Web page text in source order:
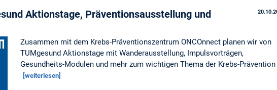
Aktionstage, Präventionsausstellung und
Zusammen mit dem Krebs-Präventionszentrum ONCOnnect planen wir von
TUMgesund Aktionstage mit Wanderausstellung, Impulsvorträgen,
Gesundheits-Modulen und mehr zum wichtigen Thema der Krebs-Prävention
[weiterlesen]